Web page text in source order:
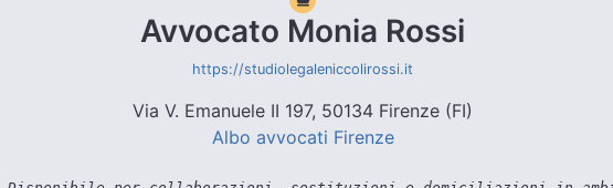
Avvocato Monia Rossi
https://studiolegaleniccolirossi.it
Via V. Emanuele II 197, 50134 Firenze (FI)
Albo avvocati Firenze